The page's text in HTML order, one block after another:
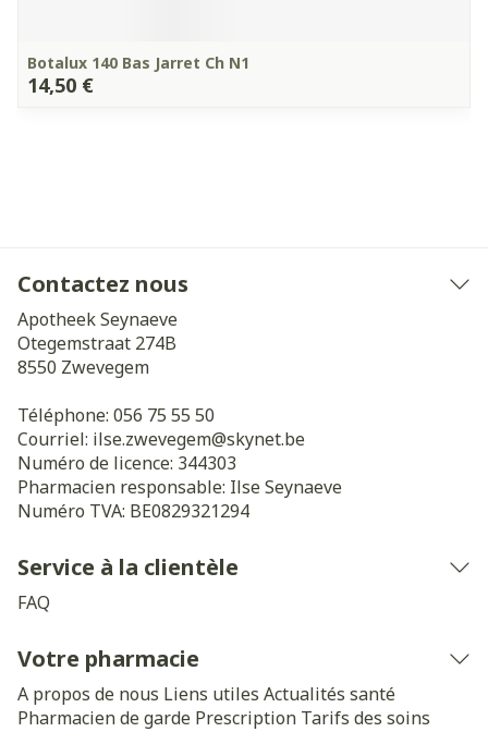
Botalux 140 Bas Jarret Ch N1
14,50 €
Contactez nous
Apotheek Seynaeve
Otegemstraat 274B
8550 Zwevegem
Téléphone: 056 75 55 50
Courriel: ilse.zwevegem@skynet.be
Numéro de licence: 344303
Pharmacien responsable: Ilse Seynaeve
Numéro TVA: BE0829321294
Service à la clientèle
FAQ
Votre pharmacie
A propos de nous Liens utiles Actualités santé
Pharmacien de garde Prescription Tarifs des soins